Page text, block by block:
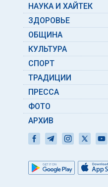
НАУКА И ХАЙТЕК
ЗДОРОВЬЕ
ОБЩИНА
КУЛЬТУРА
СПОРТ
ТРАДИЦИИ
ПРЕССА
ФОТО
АРХИВ